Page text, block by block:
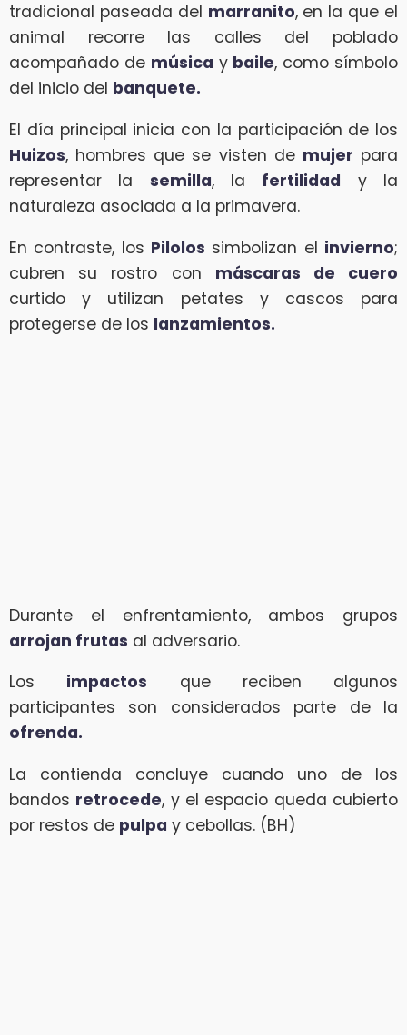
tradicional paseada del marranito, en la que el
animal recorre las calles del poblado
acompañado de música y baile, como símbolo
del inicio del banquete.
El día principal inicia con la participación de los
Huizos, hombres que se visten de mujer para
representar la semilla, la fertilidad y la
naturaleza asociada a la primavera.
En contraste, los Pilolos simbolizan el invierno;
cubren su rostro con máscaras de cuero
curtido y utilizan petates y cascos para
protegerse de los lanzamientos.
Durante el enfrentamiento, ambos grupos
arrojan frutas al adversario.
Los impactos que reciben algunos
participantes son considerados parte de la
ofrenda.
La contienda concluye cuando uno de los
bandos retrocede, y el espacio queda cubierto
por restos de pulpa y cebollas. (BH)